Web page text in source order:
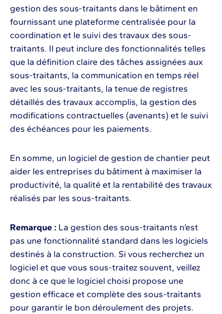
gestion des sous-traitants dans le bâtiment en
fournissant une plateforme centralisée pour la
coordination et le suivi des travaux des sous-
traitants. Il peut inclure des fonctionnalités telles
que la définition claire des tâches assignées aux
sous-traitants, la communication en temps réel
avec les sous-traitants, la tenue de registres
détaillés des travaux accomplis, la gestion des
modifications contractuelles (avenants) et le suivi
des échéances pour les paiements.
En somme, un logiciel de gestion de chantier peut
aider les entreprises du bâtiment à maximiser la
productivité, la qualité et la rentabilité des travaux
réalisés par les sous-traitants.
Remarque : La gestion des sous-traitants n’est
pas une fonctionnalité standard dans les logiciels
destinés à la construction. Si vous recherchez un
logiciel et que vous sous-traitez souvent, veillez
donc à ce que le logiciel choisi propose une
gestion efficace et complète des sous-traitants
pour garantir le bon déroulement des projets.